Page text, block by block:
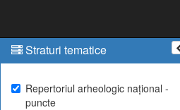
Straturi tematice
Repertoriul arheologic național -
puncte